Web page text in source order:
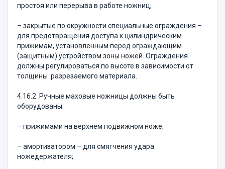
простоя или перерыва в работе ножниц;
– закрытые по окружности специальные ограждения –
для предотвращения доступа к цилиндрическим
прижимам, установленным перед ограждающим
(защитным) устройством зоны ножей. Ограждения
должны регулироваться по высоте в зависимости от
толщины разрезаемого материала.
4.16.2. Ручные маховые ножницы должны быть
оборудованы:
– прижимами на верхнем подвижном ноже;
– амортизатором – для смягчения удара
ножедержателя;